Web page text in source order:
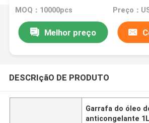
1L do PE anti
MOQ：10000pcs
Melhor preço
DESCRIçãO DE PRODUTO
Garrafa do óleo
anticongelante 1L